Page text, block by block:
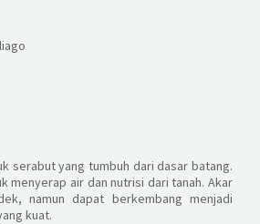
serabut yang tumbuh dari dasar batang.
menyerap air dan nutrisi dari tanah. Akar
namun dapat berkembang menjadi
kuat.